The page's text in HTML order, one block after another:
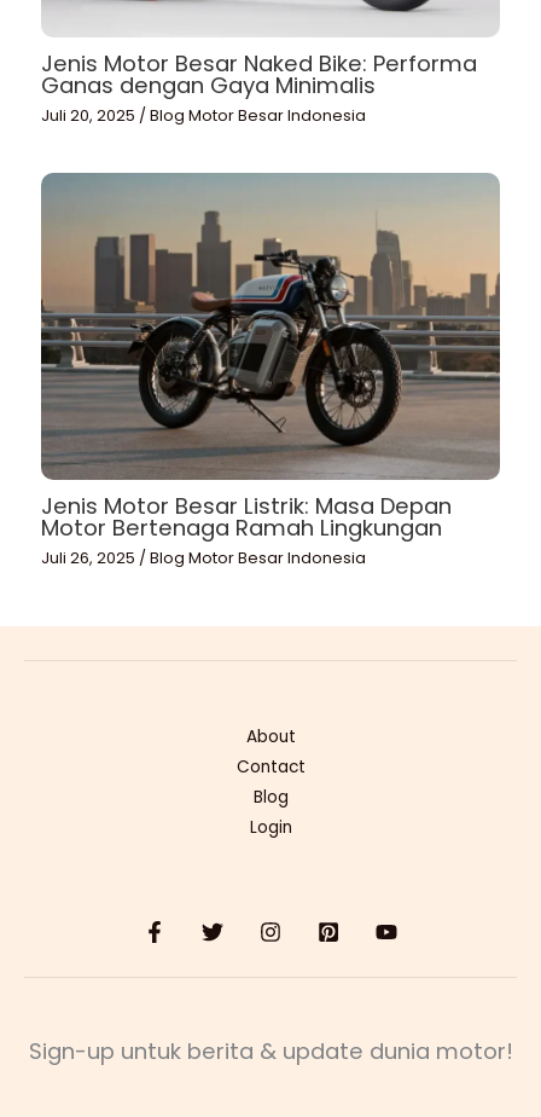
Jenis Motor Besar Naked Bike: Performa
Ganas dengan Gaya Minimalis
Juli 20, 2025 /Blog Motor Besar Indonesia
Jenis Motor Besar Listrik: Masa Depan
Motor Bertenaga Ramah Lingkungan
Juli 26, 2025 /Blog Motor Besar Indonesia
About
Contact
Blog
Login
Sign-up untuk berita & update dunia motor!